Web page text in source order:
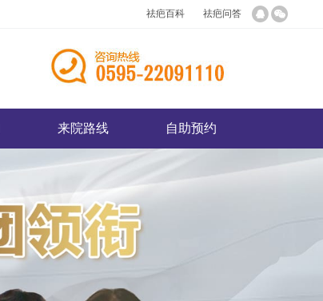
祛疤百科 祛疤问答
来院路线 自助预约